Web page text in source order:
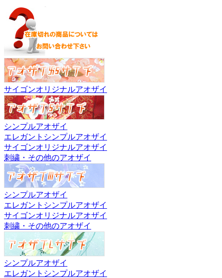
サイゴンオリジナルアオザイ
シンプルアオザイ
エレガントシンプルアオザイ
サイゴンオリジナルアオザイ
刺繍・その他のアオザイ
シンプルアオザイ
エレガントシンプルアオザイ
サイゴンオリジナルアオザイ
刺繍・その他のアオザイ
シンプルアオザイ
エレガントシンプルアオザイ